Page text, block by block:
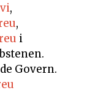
,
,
i
Govern.